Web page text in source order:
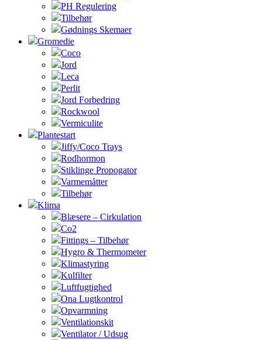
PH Regulering
Tilbehør
Gødnings Skemaer
Gromedie
Coco
Jord
Leca
Perlit
Jord Forbedring
Rockwool
Vermiculite
Plantestart
Jiffy/Coco Trays
Rodhormon
Stiklinge Propogator
Varmemåtter
Tilbehør
Klima
Blæsere – Cirkulation
Co2
Fittings – Tilbehør
Hygro & Thermometer
Klimastyring
Kulfilter
Luftfugtighed
Ona Lugtkontrol
Opvarmning
Ventilationskit
Ventilator / Udsug